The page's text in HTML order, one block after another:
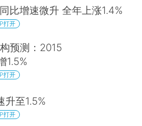
比增速微升 全年上涨1.4%
打开
预测：2015
1.5%
打开
升至1.5%
打开